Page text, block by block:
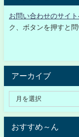
お問い合わせのサイ
ク、ボタンを押すと
アーカイブ
おすすめ～ん